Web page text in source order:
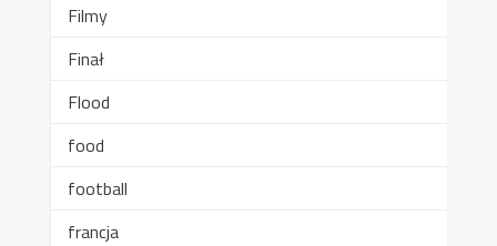
Filmy
Finał
Flood
food
football
francja